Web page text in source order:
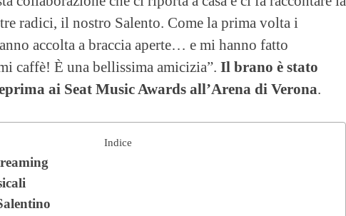
radici, il nostro Salento. Come la prima volta i
accolta a braccia aperte… e mi hanno fatto
caffè! È una bellissima amicizia”. Il brano è stato
ai Seat Music Awards all’Arena di Verona.
Indice